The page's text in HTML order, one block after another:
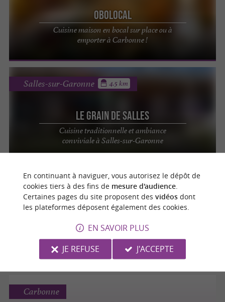
Obolocal
Cuisine maison en bocal sur place ou à
emporter à Carbonne !
Le Grain de Salles
Cuisine traditionnelle et ambiance
conviviale à Salles-sur-Garonne
Salles-sur-Garonne 4.5 km
Ardoise Gourmande
Carbonne
Carbonne
En continuant à naviguer, vous autorisez le dépôt de
cookies tiers à des fins de mesure d'audience.
Certaines pages du site proposent des vidéosdont
les plateformes déposent également des cookies.
EN SAVOIR PLUS
JE REFUSE
J'ACCEPTE